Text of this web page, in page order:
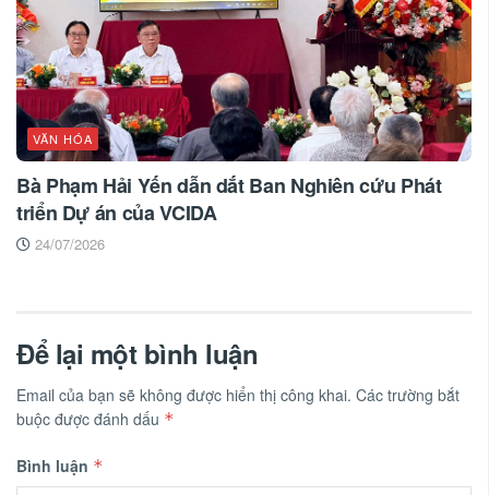
VĂN HÓA
Bà Phạm Hải Yến dẫn dắt Ban Nghiên cứu Phát
triển Dự án của VCIDA
24/07/2026
Để lại một bình luận
Email của bạn sẽ không được hiển thị công khai. Các trường bắt
buộc được đánh dấu *
Bình luận *